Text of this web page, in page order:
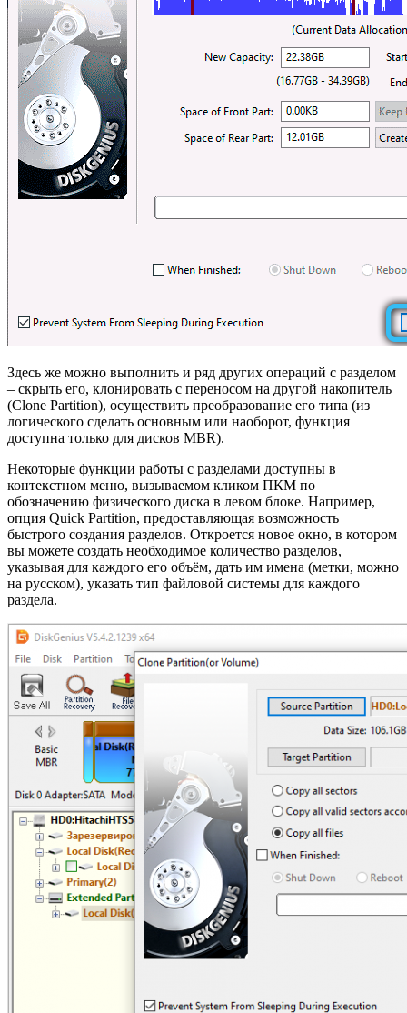
Здесь же можно выполнить и ряд других операций с разделом
– скрыть его, клонировать с переносом на другой накопитель
(Clone Partition), осуществить преобразование его типа (из
логического сделать основным или наоборот, функция
доступна только для дисков MBR).
Некоторые функции работы с разделами доступны в
контекстном меню, вызываемом кликом ПКМ по
обозначению физического диска в левом блоке. Например,
опция Quick Partition, предоставляющая возможность
быстрого создания разделов. Откроется новое окно, в котором
вы можете создать необходимое количество разделов,
указывая для каждого его объём, дать им имена (метки, можно
на русском), указать тип файловой системы для каждого
раздела.